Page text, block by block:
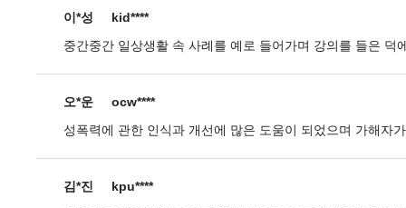
이*성
kid****
중간중간 일상생활 속 사례를 예로 들어가며 강의를 들은 덕
오*운
ocw****
성폭력에 관한 인식과 개선에 많은 도움이 되었으며 가해자
김*진
kpu****